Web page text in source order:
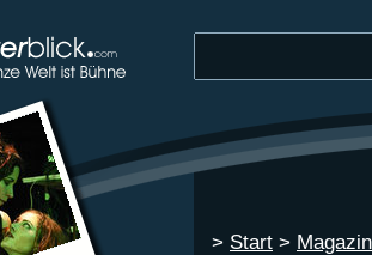
> Start > Magazin